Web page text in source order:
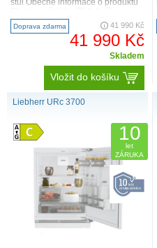
stůl Obecné informace o produktu
vhodná pro instalaci p..
Doprava zdarma 41 990 Kč
41 990 Kč
Skladem
Vložit do košíku
Liebherr URc 3700
10
let
ZÁRUKA